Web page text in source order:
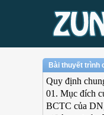
Bài thuyết trình
Quy định
01. Mục đích
BCTC của